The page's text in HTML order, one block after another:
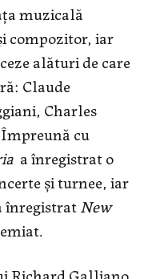
muzicală
compozitor, iar
alături de care
Claude
Charles
cu
a înregistrat o
şi turnee, iar
înregistratNew